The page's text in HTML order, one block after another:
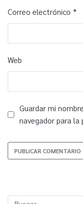
Correo electrónico *
Web
Guardar mi
navegador para la